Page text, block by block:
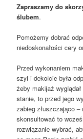
Zapraszamy do
ślubem.
Pomożemy dobrać
niedoskonałości cery
Przed wykonaniem
szyi i dekolcie była
żeby makijaż
stanie, to przed jego
zabieg złuszczająco
skonsultować to
rozwiązanie wybrać,